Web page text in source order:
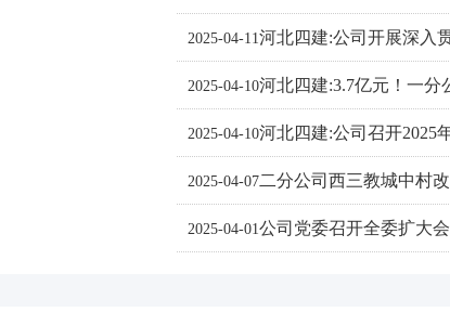
2025-04-11河北四建:公司开展深入
2025-04-10河北四建:3.7亿元！一
工程
2025-04-10河北四建:公司召开2025
2025-04-07二分公司西三教城中村
2025-04-01公司党委召开全委扩大